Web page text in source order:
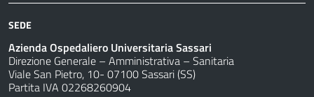
SEDE
Azienda Ospedaliero Universitaria Sassari
Direzione Generale – Amministrativa – Sanitaria
Viale San Pietro, 10- 07100 Sassari (SS)
Partita IVA 02268260904